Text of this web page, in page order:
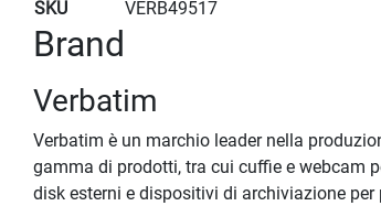
SKU VERB49517
Brand
Verbatim
Verbatim è un marchio leader nella
gamma di prodotti, tra cui cuffie e webcam
disk esterni e dispositivi di archiviazione